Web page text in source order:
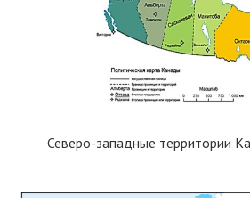
Северо-западные территории